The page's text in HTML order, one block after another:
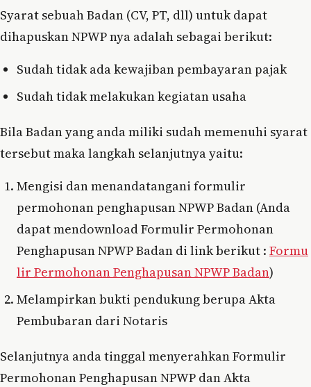
Syarat sebuah Badan (CV, PT, dll) untuk dapat
dihapuskan NPWP nya adalah sebagai berikut:
Sudah tidak ada kewajiban pembayaran pajak
Sudah tidak melakukan kegiatan usaha
Bila Badan yang anda miliki sudah memenuhi syarat
tersebut maka langkah selanjutnya yaitu:
Mengisi dan menandatangani formulir
permohonan penghapusan NPWP Badan (Anda
dapat mendownload Formulir Permohonan
Penghapusan NPWP Badan di link berikut : Formu
lir Permohonan Penghapusan NPWP Badan)
Melampirkan bukti pendukung berupa Akta
Pembubaran dari Notaris
Selanjutnya anda tinggal menyerahkan Formulir
Permohonan Penghapusan NPWP dan Akta